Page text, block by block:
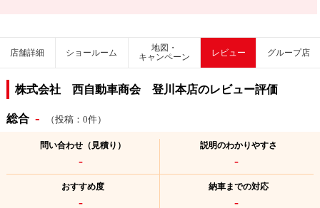
店舗詳細 ショールーム
地図・
キャンペーン
レビュー グループ店
株式会社 西自動車商会 登川本店のレビュー評価
総合 - （投稿：0件）
問い合わせ（見積り）
-
説明のわかりやすさ
-
おすすめ度
-
納車までの対応
-